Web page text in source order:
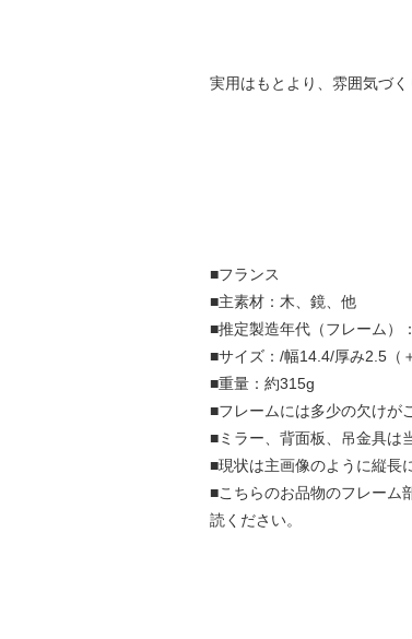
実用はもとより、雰囲気づ
■フランス
■主素材：木、鏡、他
■推定製造年代（フレーム）
■サイズ：/幅14.4/厚み2.5（
■重量：約315g
■フレームには多少の欠けが
■ミラー、背面板、吊金具は
■現状は主画像のように縦長
■こちらのお品物のフレーム
読ください。